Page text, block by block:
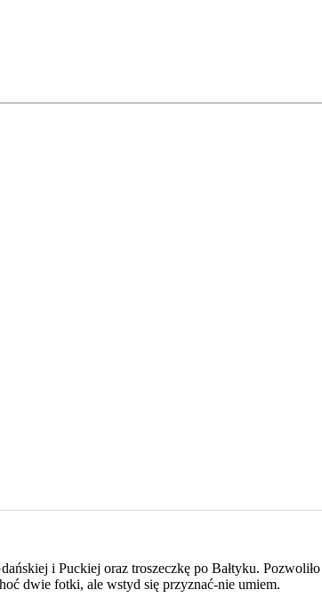
i Puckiej oraz troszeczkę po Bałtyku.
dwie fotki, ale wstyd się przyznać-nie umiem.